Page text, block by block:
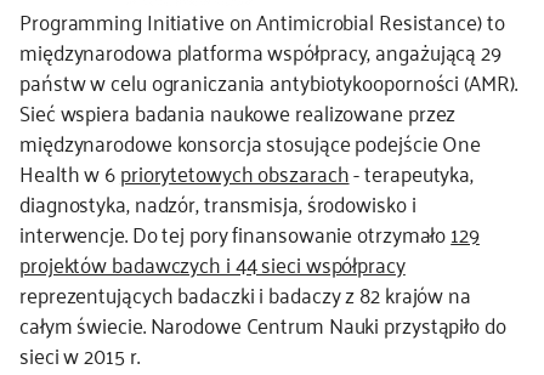
efekty NCN
współpraca międzynarodowa
nagroda NCN
kontakt
Programming Initiative on Antimicrobial Resistance) to
międzynarodowa platforma współpracy, angażującą 29
państw w celu ograniczania antybiotykooporności (AMR).
Sieć wspiera badania naukowe realizowane przez
międzynarodowe konsorcja stosujące podejście One
Health w 6priorytetowych obszarach- terapeutyka,
diagnostyka, nadzór, transmisja, środowisko i
interwencje. Do tej pory finansowanie otrzymało129
projektów badawczych i 44 sieci współpracy
reprezentujących badaczki i badaczy z 82 krajów na
całym świecie. Narodowe Centrum Nauki przystąpiło do
sieci w 2015 r.